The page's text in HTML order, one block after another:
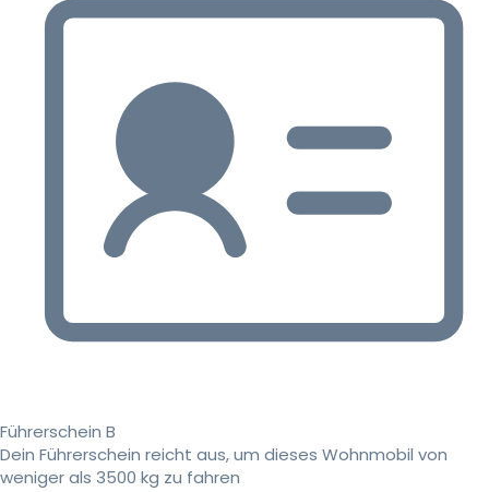
Führerschein B
Dein Führerschein reicht aus, um dieses Wohnmobil von
weniger als 3500 kg zu fahren